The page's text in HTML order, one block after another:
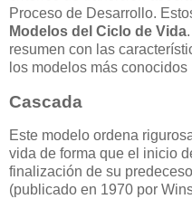
Proceso de Desarrollo.
Modelos del Ciclo de Vida
resumen con las
los modelos más conocidos
Cascada
Este modelo ordena
vida de forma que el inicio
finalización de su
(publicado en 1970 por